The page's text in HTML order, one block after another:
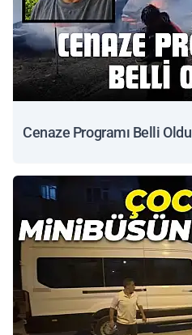
Cenaze Programı Belli Oldu